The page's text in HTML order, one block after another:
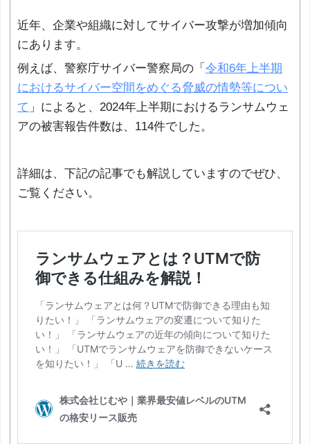
近年、企業や組織に対してサイバー攻撃が増加傾向
にあります。
例えば、警察庁サイバー警察局の「 令和6年上半期
におけるサイバー空間をめぐる脅威の情勢等につい
て 」によると、2024年上半期におけるランサムウェ
アの被害報告件数は、114件でした。
詳細は、下記の記事でも解説していますのでぜひ、
ご覧ください。